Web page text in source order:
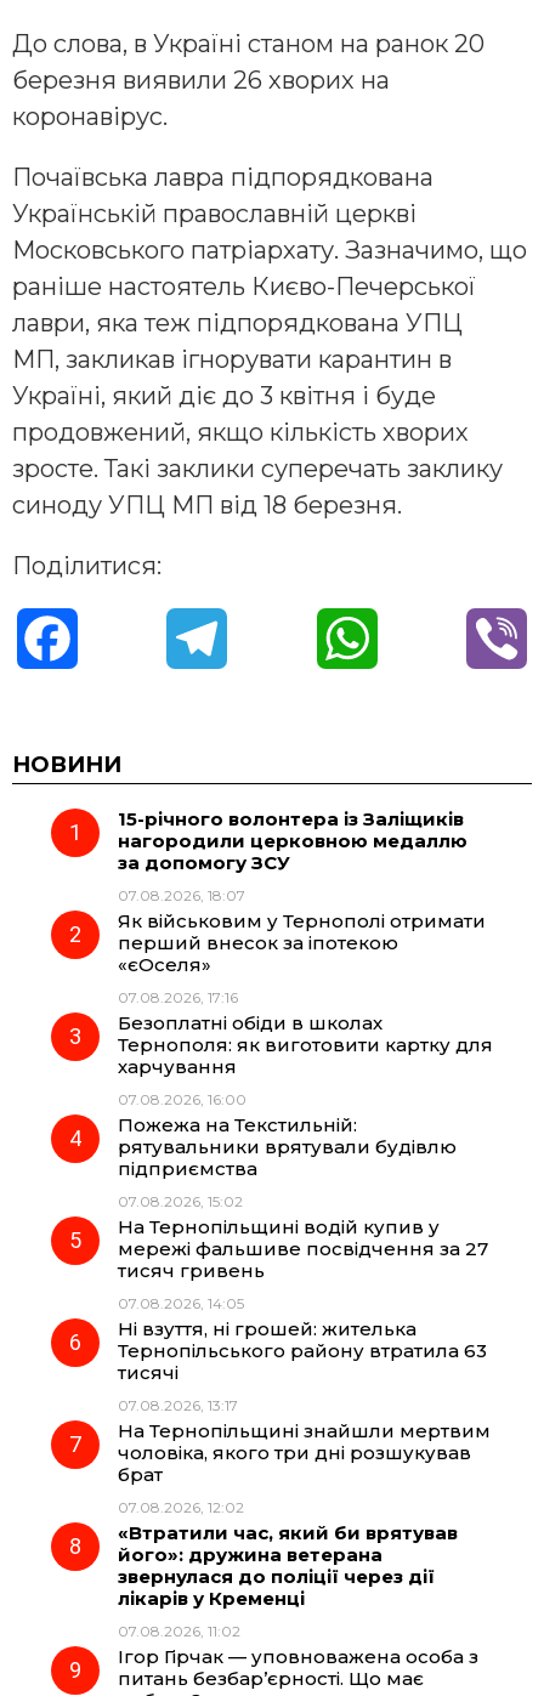
До слова, в Україні станом на ранок 20
березня виявили 26 хворих на
коронавірус.
Почаївська лавра підпорядкована
Українській православній церкві
Московського патріархату. Зазначимо, що
раніше настоятель Києво-Печерської
лаври, яка теж підпорядкована УПЦ
МП, закликав ігнорувати карантин в
Україні, який діє до 3 квітня і буде
продовжений, якщо кількість хворих
зросте. Такі заклики суперечать заклику
синоду УПЦ МП від 18 березня.
Поділитися:
c
e
o
k
e
r
a
m
t
A
НОВИНИ
15-річного волонтера із Заліщиків
нагородили церковною медаллю
за допомогу ЗСУ
07.08.2026, 18:07
Як військовим у Тернополі отримати
перший внесок за іпотекою
«єОселя»
07.08.2026, 17:16
Безоплатні обіди в школах
Тернополя: як виготовити картку для
харчування
07.08.2026, 16:00
Пожежа на Текстильній:
рятувальники врятували будівлю
підприємства
07.08.2026, 15:02
На Тернопільщині водій купив у
мережі фальшиве посвідчення за 27
тисяч гривень
07.08.2026, 14:05
Ні взуття, ні грошей: жителька
Тернопільського району втратила 63
тисячі
07.08.2026, 13:17
На Тернопільщині знайшли мертвим
чоловіка, якого три дні розшукував
брат
07.08.2026, 12:02
«Втратили час, який би врятував
його»: дружина ветерана
звернулася до поліції через дії
лікарів у Кременці
07.08.2026, 11:02
Ігор Гірчак — уповноважена особа з
питань безбар’єрності. Що має